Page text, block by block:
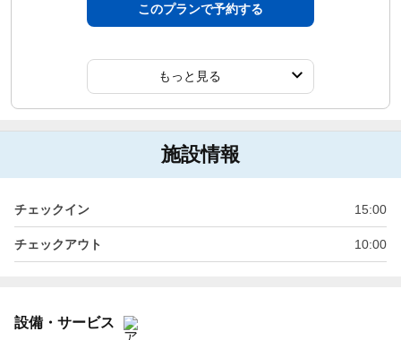
このプランで予約する
もっと見る
施設情報
チェックイン 15:00
チェックアウト 10:00
設備・サービス